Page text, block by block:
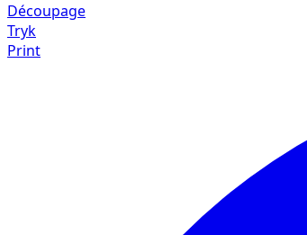
Découpage
Tryk
Print